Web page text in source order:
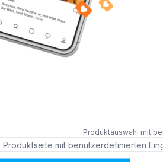
Produktauswahl mit
Produktseite mit benutzerdefinierten